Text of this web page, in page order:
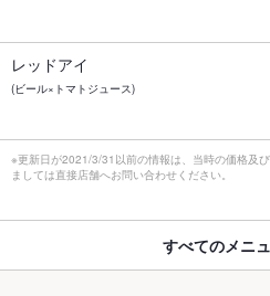
レッドアイ
(ビール×トマトジュース)
※更新日が2021/3/31以前の情報は、当時の価格及
ましては直接店舗へお問い合わせください。
すべてのメニ